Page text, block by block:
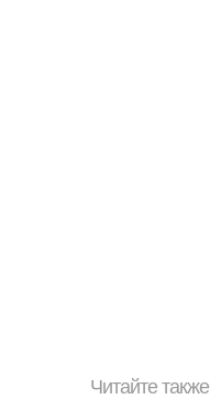
Читайте также